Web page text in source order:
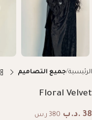
الرئيسية جميع التصاميم
Floral Velvet
38 .د.ب 380 ر.س